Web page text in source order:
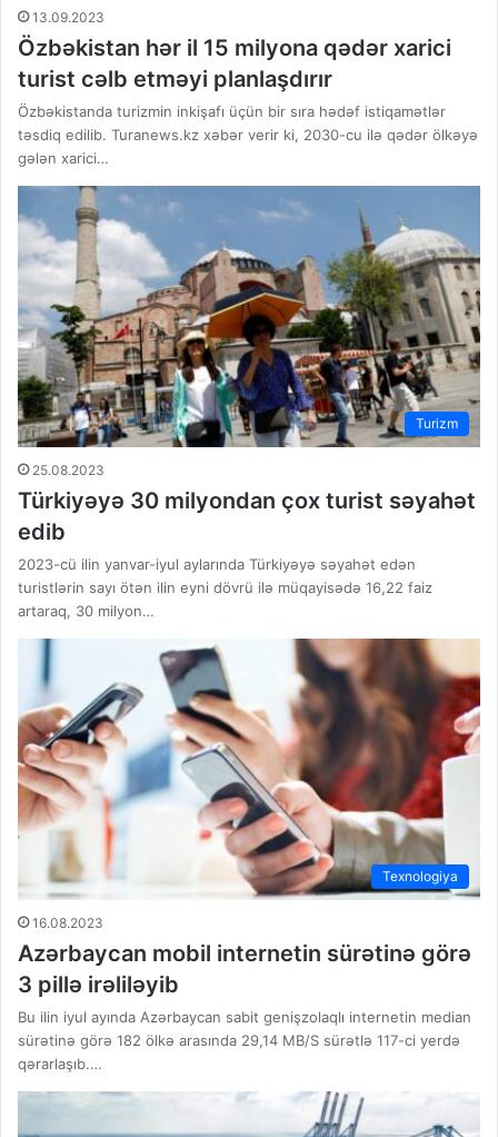
13.09.2023
Özbəkistan hər il 15 milyona qədər xarici
turist cəlb etməyi planlaşdırır
Özbəkistanda turizmin inkişafı üçün bir sıra hədəf istiqamətlər
təsdiq edilib. Turanews.kz xəbər verir ki, 2030-cu ilə qədər ölkəyə
gələn xarici…
Turizm
25.08.2023
Türkiyəyə 30 milyondan çox turist səyahət
edib
2023-cü ilin yanvar-iyul aylarında Türkiyəyə səyahət edən
turistlərin sayı ötən ilin eyni dövrü ilə müqayisədə 16,22 faiz
artaraq, 30 milyon…
Texnologiya
16.08.2023
Azərbaycan mobil internetin sürətinə görə
3 pillə irəliləyib
Bu ilin iyul ayında Azərbaycan sabit genişzolaqlı internetin median
sürətinə görə 182 ölkə arasında 29,14 MB/S sürətlə 117-ci yerdə
qərarlaşıb.…